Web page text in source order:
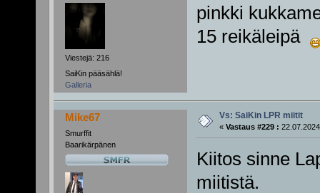
Viestejä: 216
SaiKin pääsählä!
Galleria
pinkki
15 reikäleipä
Mike67
Smurffit
Baarikärpänen
Vs: SaiKin LPR miitit
« Vastaus #229 :
Kiitos sinne
miitistä.